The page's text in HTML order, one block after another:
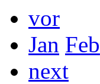
vor
Jan Feb
next